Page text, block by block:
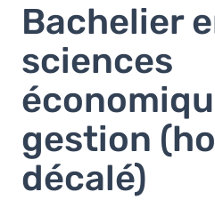
Bachelier
sciences
gestion
décalé)